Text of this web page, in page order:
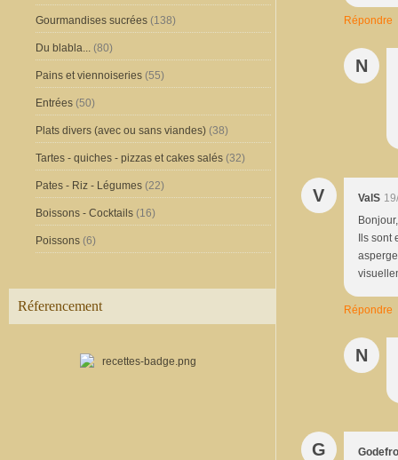
Gourmandises sucrées (138)
Du blabla... (80)
Pains et viennoiseries (55)
Entrées (50)
Plats divers (avec ou sans viandes) (38)
Tartes - quiches - pizzas et cakes salés (32)
Pates - Riz - Légumes (22)
Boissons - Cocktails (16)
Poissons (6)
Réferencement
Répondre
N
V ValS
Ils sont
Répondre
N
G